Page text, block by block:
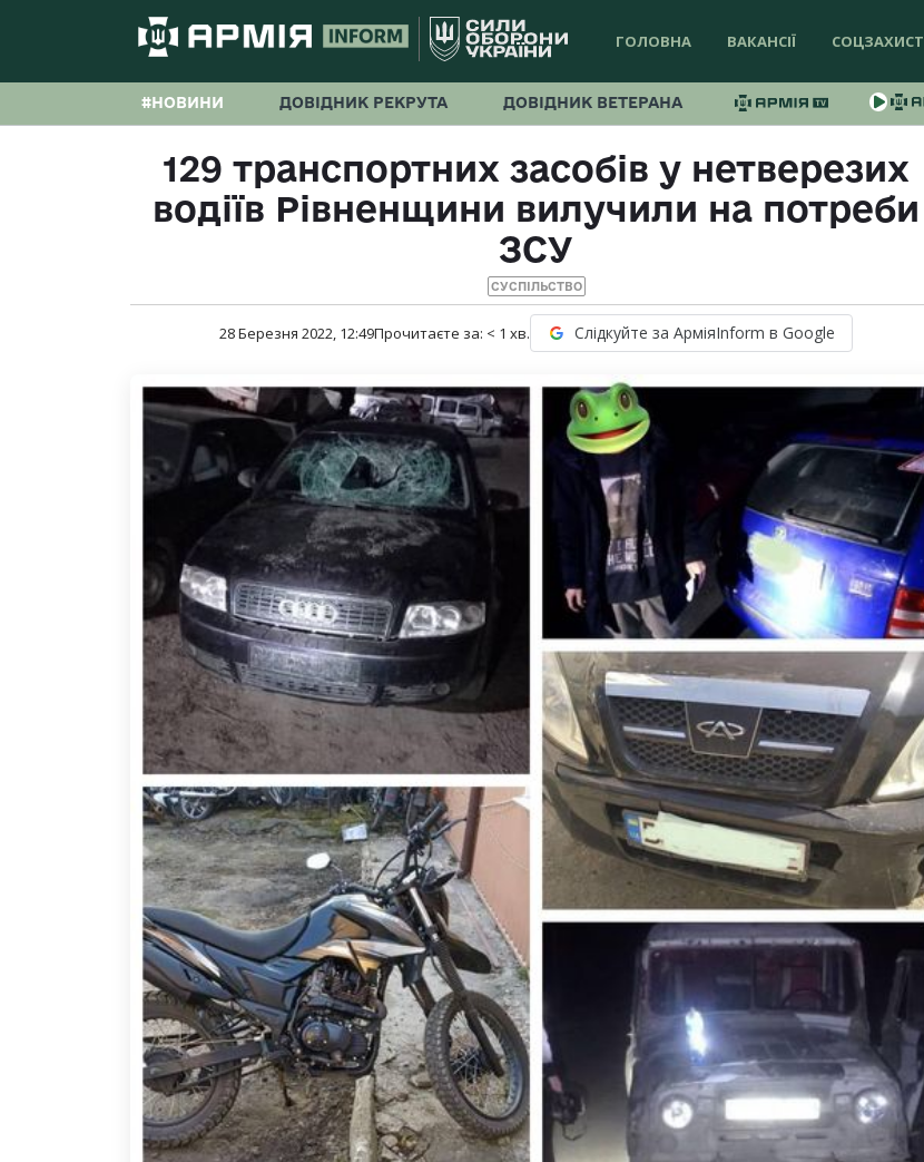
ГОЛОВНА ВАКАНСІЇ СОЦЗАХИСТ
#НОВИНИ ДОВІДНИК РЕКРУТА ДОВІДНИК ВЕТЕРАНА
129 транспортних засобів у нетверезих
водіїв Рівненщини вилучили на потреби
ЗСУ
СУСПІЛЬСТВО
28 Березня 2022, 12:49Прочитаєте за: < 1 хв. Слідкуйте за АрміяInform в Google